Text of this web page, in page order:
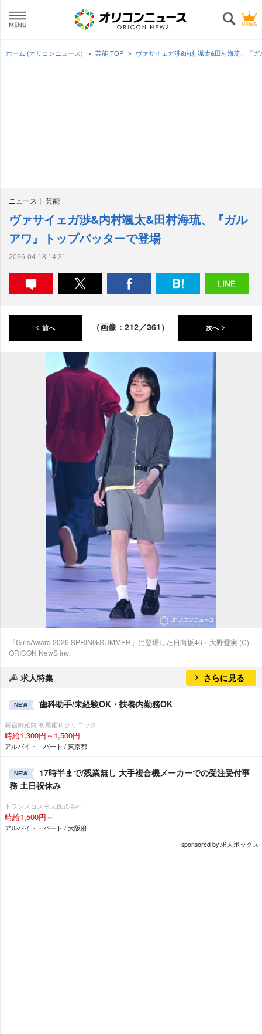
ホーム (オリコンニュース) 芸能 TOP ヴァサイェガ渉&内村颯太&田村海琉、『
ニュース 芸能
ヴァサイェガ渉&内村颯太&田村海琉、『ガル
アワ』トップバッターで登場
2026-04-18 14:31
前へ （画像：212／361） 次へ
『GirlsAward 2026 SPRING/SUMMER』に登場した日向坂46・大野愛実 (C)
ORICON NewS inc.
求人特集 さらに見る
NEW 歯科助手/未経験OK・扶養内勤務OK
新宿御苑前 初雁歯科クリニック
時給1,300円～1,500円
アルバイト・パート / 東京都
NEW
17時半まで/残業無し 大手複合機メーカーでの受注受付事
務 土日祝休み
トランスコスモス株式会社
時給1,500円～
アルバイト・パート / 大阪府
sponsored by 求人ボックス